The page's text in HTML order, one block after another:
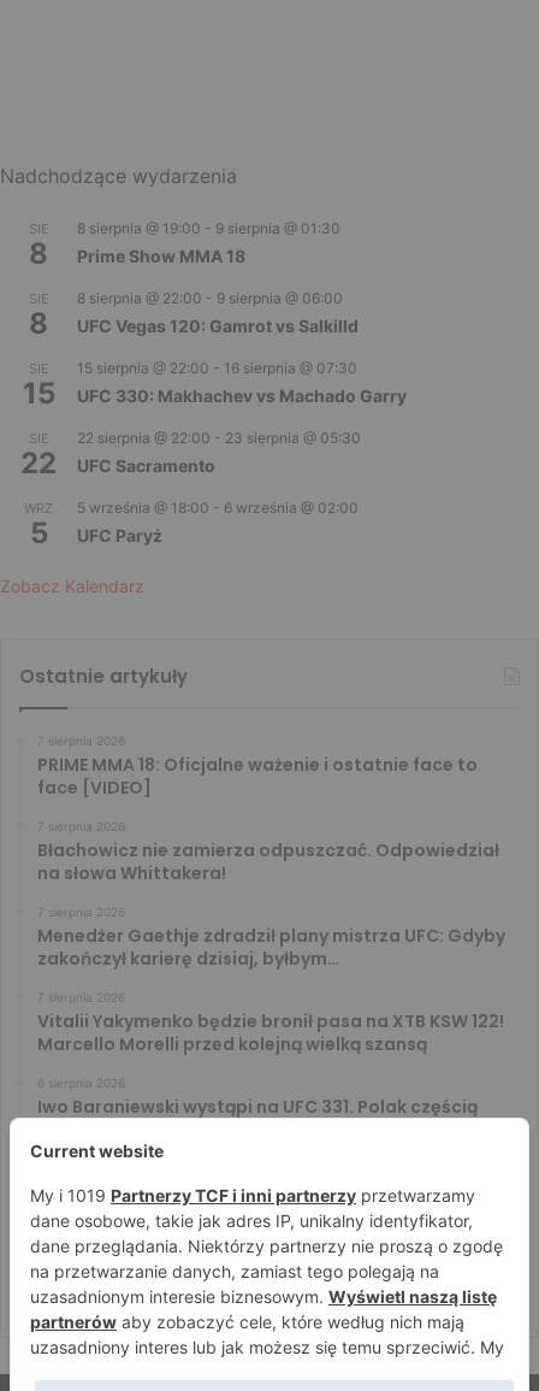
Nadchodzące wydarzenia
SIE
8
8 sierpnia @ 19:00 - 9 sierpnia @ 01:30
Prime Show MMA 18
SIE
8
8 sierpnia @ 22:00 - 9 sierpnia @ 06:00
UFC Vegas 120: Gamrot vs Salkilld
SIE
15
15 sierpnia @ 22:00 - 16 sierpnia @ 07:30
UFC 330: Makhachev vs Machado Garry
SIE
22
22 sierpnia @ 22:00 - 23 sierpnia @ 05:30
UFC Sacramento
WRZ
5
5 września @ 18:00 - 6 września @ 02:00
UFC Paryż
Zobacz Kalendarz
Ostatnie artykuły
7 sierpnia 2026
PRIME MMA 18: Oficjalne ważenie i ostatnie face to
face [VIDEO]
7 sierpnia 2026
Błachowicz nie zamierza odpuszczać. Odpowiedział
na słowa Whittakera!
7 sierpnia 2026
Menedżer Gaethje zdradził plany mistrza UFC: Gdyby
zakończył karierę dzisiaj, byłbym…
7 sierpnia 2026
Vitalii Yakymenko będzie bronił pasa na XTB KSW 122!
Marcello Morelli przed kolejną wielką szansą
6 sierpnia 2026
Iwo Baraniewski wystąpi na UFC 331. Polak częścią
Don Kasjo poznał rywala na FAME 32. Bartosz Szachta
przeciwnikiem Króla
6 sierpnia 2026
Niepokonany Włodarczyk zawalczy o ranking! Na XTB
KSW 122 zmierzy się z Paivą